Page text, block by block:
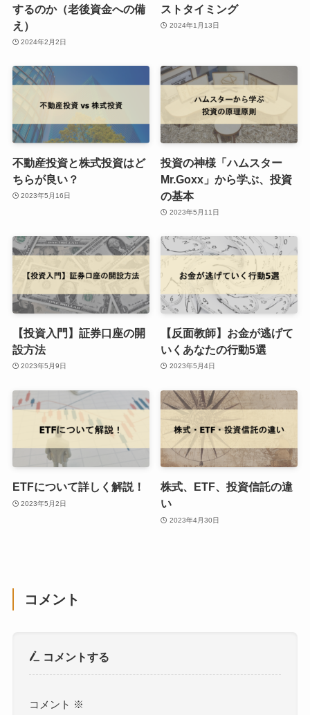
するのか（老後資金への備
え）
2024年2月2日
ストタイミング
2024年1月13日
不動産投資と株式投資はど
ちらが良い？
2023年5月16日
投資の神様「ハムスター
Mr.Goxx」から学ぶ、投資
の基本
2023年5月11日
【投資入門】証券口座の開
設方法
2023年5月9日
【反面教師】お金が逃げて
いくあなたの行動5選
2023年5月4日
ETFについて詳しく解説！
2023年5月2日
株式、ETF、投資信託の違
い
2023年4月30日
コメント
コメントする
コメント ※